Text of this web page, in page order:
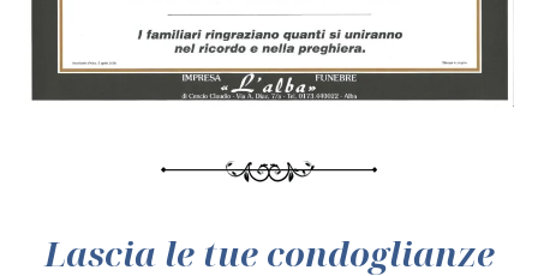
Lascia le tue condoglianze